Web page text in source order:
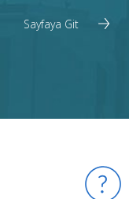
Sayfaya Git